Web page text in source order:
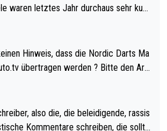
eh qualifi
Qualifikation des Weltmei
spielen. Dies war bei Archie Self letzt
als amtierender Weltmeister durch
kaum, dass Mitchel sich das (in Ve
übertragen werden ? Bitte den Arti
also die, die beleidigende, rassis
Kommentare schreiben, die sollte